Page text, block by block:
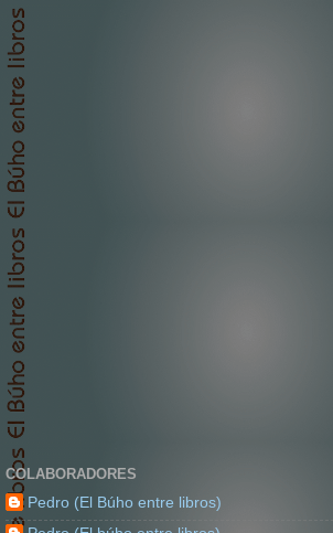
COLABORADORES
Pedro (El Búho entre libros)